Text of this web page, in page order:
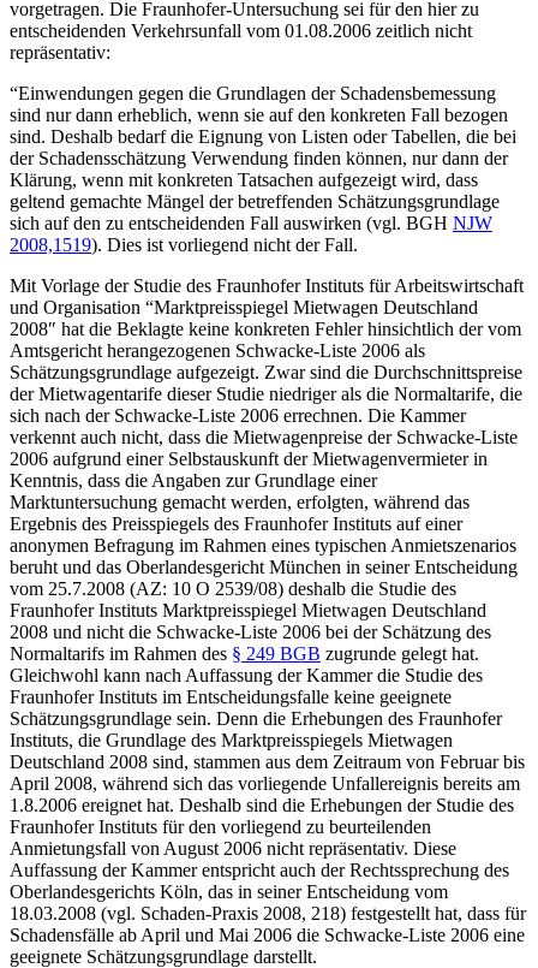
vorgetragen. Die Fraunhofer-Untersuchung sei für den hier zu
entscheidenden Verkehrsunfall vom 01.08.2006 zeitlich nicht
repräsentativ:
“Einwendungen gegen die Grundlagen der Schadensbemessung
sind nur dann erheblich, wenn sie auf den konkreten Fall bezogen
sind. Deshalb bedarf die Eignung von Listen oder Tabellen, die bei
der Schadensschätzung Verwendung finden können, nur dann der
Klärung, wenn mit konkreten Tatsachen aufgezeigt wird, dass
geltend gemachte Mängel der betreffenden Schätzungsgrundlage
sich auf den zu entscheidenden Fall auswirken (vgl. BGH NJW
2008,1519). Dies ist vorliegend nicht der Fall.
Mit Vorlage der Studie des Fraunhofer Instituts für Arbeitswirtschaft
und Organisation “Marktpreisspiegel Mietwagen Deutschland
2008″ hat die Beklagte keine konkreten Fehler hinsichtlich der vom
Amtsgericht herangezogenen Schwacke-Liste 2006 als
Schätzungsgrundlage aufgezeigt. Zwar sind die Durchschnittspreise
der Mietwagentarife dieser Studie niedriger als die Normaltarife, die
sich nach der Schwacke-Liste 2006 errechnen. Die Kammer
verkennt auch nicht, dass die Mietwagenpreise der Schwacke-Liste
2006 aufgrund einer Selbstauskunft der Mietwagenvermieter in
Kenntnis, dass die Angaben zur Grundlage einer
Marktuntersuchung gemacht werden, erfolgten, während das
Ergebnis des Preisspiegels des Fraunhofer Instituts auf einer
anonymen Befragung im Rahmen eines typischen Anmietszenarios
beruht und das Oberlandesgericht München in seiner Entscheidung
vom 25.7.2008 (AZ: 10 O 2539/08) deshalb die Studie des
Fraunhofer Instituts Marktpreisspiegel Mietwagen Deutschland
2008 und nicht die Schwacke-Liste 2006 bei der Schätzung des
Normaltarifs im Rahmen des § 249 BGB zugrunde gelegt hat.
Gleichwohl kann nach Auffassung der Kammer die Studie des
Fraunhofer Instituts im Entscheidungsfalle keine geeignete
Schätzungsgrundlage sein. Denn die Erhebungen des Fraunhofer
Instituts, die Grundlage des Marktpreisspiegels Mietwagen
Deutschland 2008 sind, stammen aus dem Zeitraum von Februar bis
April 2008, während sich das vorliegende Unfallereignis bereits am
1.8.2006 ereignet hat. Deshalb sind die Erhebungen der Studie des
Fraunhofer Instituts für den vorliegend zu beurteilenden
Anmietungsfall von August 2006 nicht repräsentativ. Diese
Auffassung der Kammer entspricht auch der Rechtssprechung des
Oberlandesgerichts Köln, das in seiner Entscheidung vom
18.03.2008 (vgl. Schaden-Praxis 2008, 218) festgestellt hat, dass für
Schadensfälle ab April und Mai 2006 die Schwacke-Liste 2006 eine
geeignete Schätzungsgrundlage darstellt.